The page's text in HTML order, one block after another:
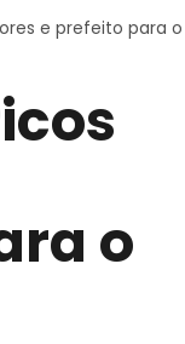
e prefeito para
o